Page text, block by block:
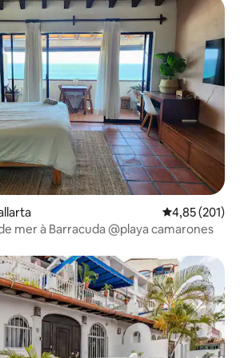
Évaluation
4,85 (201)
mer à Barracuda @playa camarones